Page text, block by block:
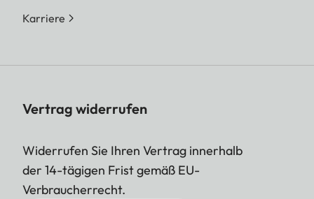
Karriere
Vertrag widerrufen
Widerrufen Sie Ihren Vertrag innerhalb
der 14-tägigen Frist gemäß EU-
Verbraucherrecht.